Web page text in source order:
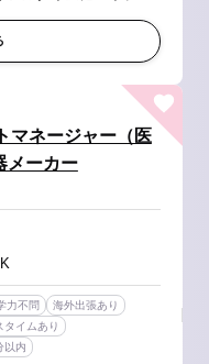
度向上には解剖学や手
マネージャー（医
メーカー
力不問
海外出張あり
タイムあり
以内